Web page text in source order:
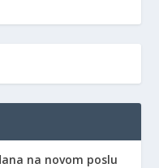
na novom poslu